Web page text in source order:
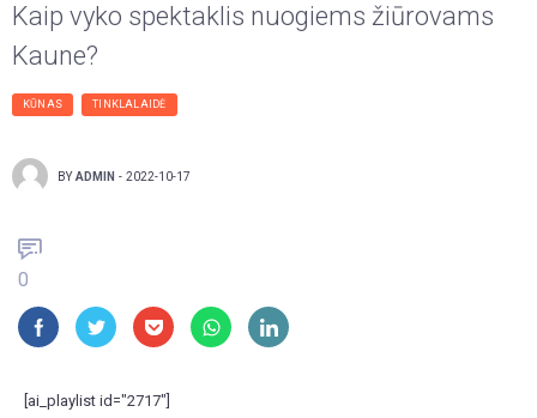
Kaip vyko spektaklis nuogiems žiūrovams
Kaune?
KŪNAS TINKLALAIDĖ
BY ADMIN - 2022-10-17
0
[ai_playlist id="2717"]